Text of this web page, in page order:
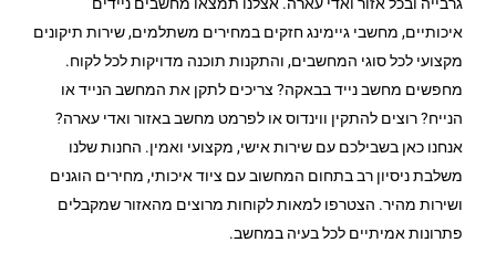
איכותיים, מחשבי גיימינג חזקים במחירים משתלמים, שירות תיקונים
מקצועי לכל סוגי המחשבים, והתקנות תוכנה מדויקות לכל לקוח.
מחפשים מחשב נייד בבאקה? צריכים לתקן את המחשב הנייד או
הנייח? רוצים להתקין ווינדוס או לפרמט מחשב באזור ואדי עארה?
אנחנו כאן בשבילכם עם שירות אישי, מקצועי ואמין. החנות שלנו
משלבת ניסיון רב בתחום המחשוב עם ציוד איכותי, מחירים הוגנים
ושירות מהיר. הצטרפו למאות לקוחות מרוצים מהאזור שמקבלים
פתרונות אמיתיים לכל בעיה במחשב.